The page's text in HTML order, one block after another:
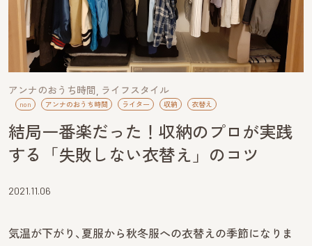
アンナのおうち時間 ライフスタイル
non アンナのおうち時間 ライター 収納 衣替え
結局一番楽だった！収納のプロが実践
する「失敗しない衣替え」のコツ
2021.11.06
気温が下がり、夏服から秋冬服への衣替えの季節になりま